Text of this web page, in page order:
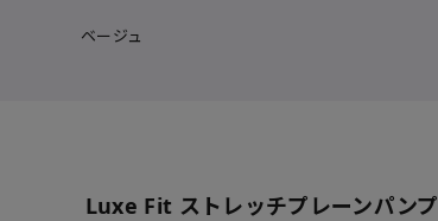
ベージュ
Luxe Fit ストレッチプレーンパン